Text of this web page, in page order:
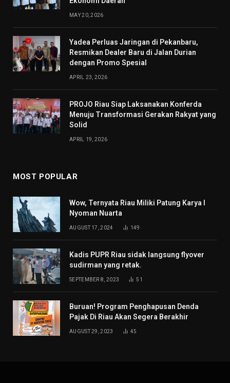
MAY 20, 2026
Yadea Perluas Jaringan di Pekanbaru,
Resmikan Dealer Baru di Jalan Durian
dengan Promo Spesial
APRIL 23, 2026
PROJO Riau Siap Laksanakan Konferda
Menuju Transformasi Gerakan Rakyat yang
Solid
APRIL 19, 2026
MOST POPULAR
Wow, Ternyata Riau Miliki Patung Karya I
Nyoman Nuarta
AUGUST 17, 2024 149
Kadis PUPR Riau sidak langsung flyover
sudirman yang retak.
SEPTEMBER 8, 2023 51
Buruan! Program Penghapusan Denda
Pajak Di Riau Akan Segera Berakhir
AUGUST 29, 2023 45